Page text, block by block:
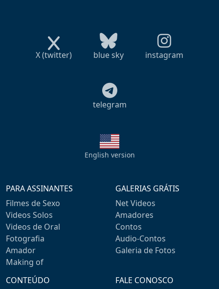
X (twitter) blue sky instagram
telegram
English version
PARA ASSINANTES
Filmes de Sexo
Videos Solos
Videos de Oral
Fotografia
Amador
Making of
GALERIAS GRÁTIS
Net Videos
Amadores
Contos
Audio-Contos
Galeria de Fotos
CONTEÚDO
FALE CONOSCO